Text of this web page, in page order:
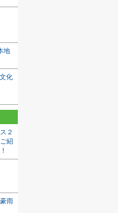
地
化
２
紹
雨